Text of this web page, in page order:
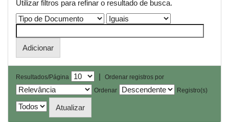
Utilizar filtros para refinar o resultado de busca.
Resultados/Página |
Ordenar registros por
Ordenar
Registro(s)